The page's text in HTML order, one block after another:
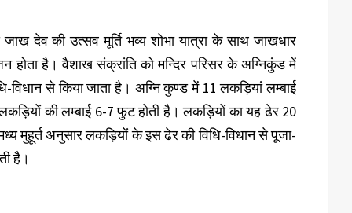
देव की उत्सव मूर्ति भव्य शोभा यात्रा के साथ जाखधार
होता है। वैशाख संक्रांति को मन्दिर परिसर के अग्निकुंड में
से किया जाता है। अग्नि कुण्ड में 11 लकड़ियां लम्बाई
की लम्बाई 6-7 फुट होती है। लकड़ियों का यह ढेर 20
मुहूर्त अनुसार लकड़ियों के इस ढेर की विधि-विधान से पूजा-
है।